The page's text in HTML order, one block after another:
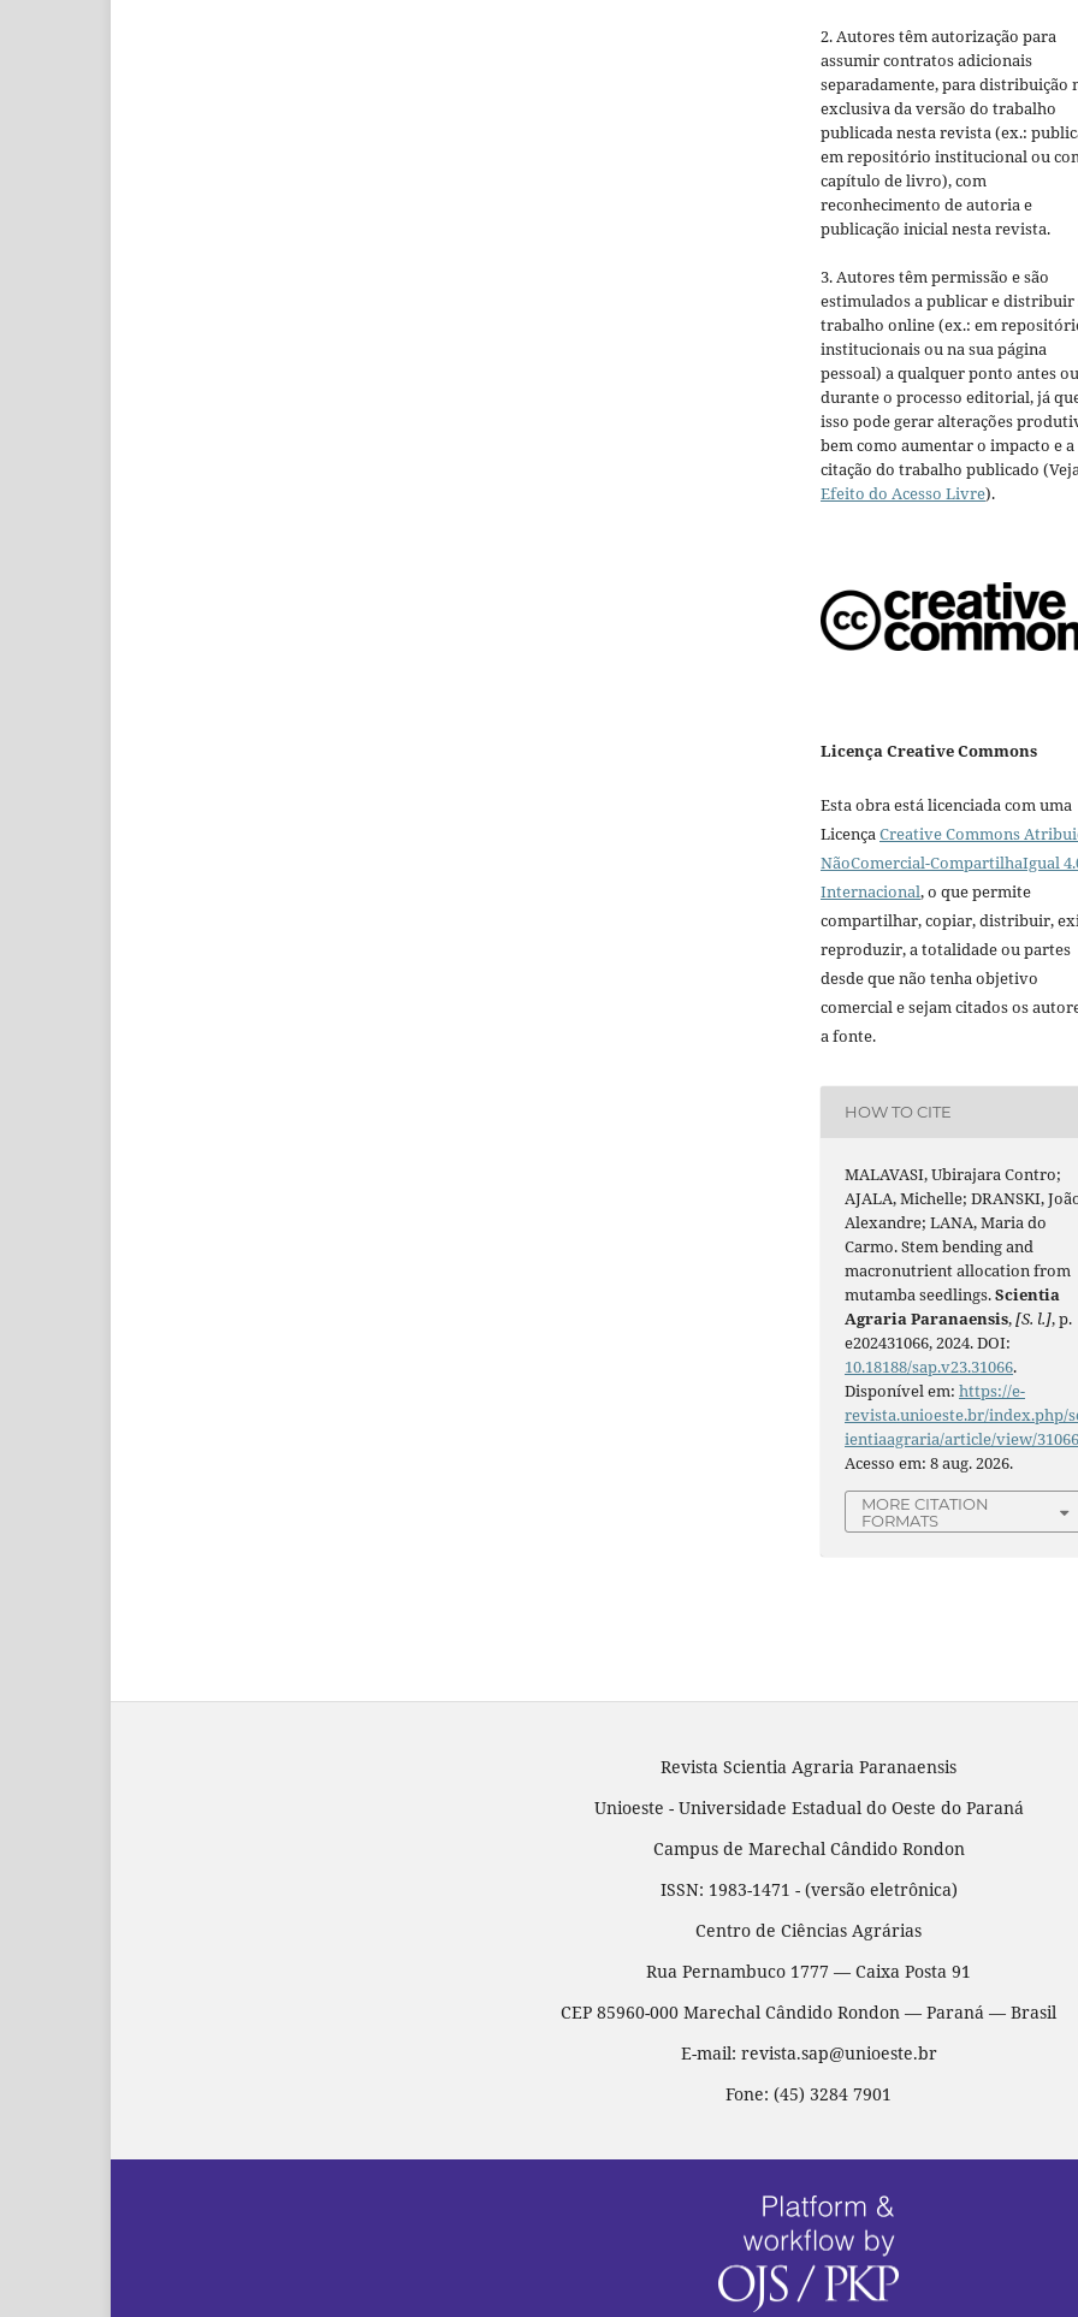
2. Autores têm autorização para
assumir contratos adicionais
separadamente, para distribuição
exclusiva da versão do trabalho
publicada nesta revista (ex.:
em repositório institucional ou
capítulo de livro), com
reconhecimento de autoria e
publicação inicial nesta revista.
3. Autores têm permissão e são
estimulados a publicar e distribuir
trabalho online (ex.: em
institucionais ou na sua página
pessoal) a qualquer ponto antes ou
durante o processo editorial, já
isso pode gerar alterações
bem como aumentar o impacto e a
citação do trabalho publicado
Efeito do Acesso Livre).
Licença Creative Commons
Esta obra está licenciada com uma
Licença Creative Commons
NãoComercial-CompartilhaIgual
Internacional, o que permite
compartilhar, copiar, distribuir,
reproduzir, a totalidade ou partes
desde que não tenha objetivo
comercial e sejam citados os
a fonte.
HOW TO CITE
MALAVASI, Ubirajara Contro;
AJALA, Michelle; DRANSKI,
Alexandre; LANA, Maria do
Carmo. Stem bending and
macronutrient allocation from
mutamba seedlings.Scientia
Agraria Paranaensis,[S. l.], p.
e202431066, 2024. DOI:
10.18188/sap.v23.31066.
Disponível em:https://e-
revista.unioeste.br/index.php/
ientiaagraria/article/view/31066
Acesso em: 8 aug. 2026.
MORE CITATION
FORMATS
Revista Scientia Agraria Paranaensis
Unioeste - Universidade Estadual do Oeste do Paraná
Campus de Marechal Cândido Rondon
ISSN: 1983-1471 - (versão eletrônica)
Centro de Ciências Agrárias
Rua Pernambuco 1777 — Caixa Posta 91
CEP 85960-000 Marechal Cândido Rondon — Paraná — Brasil
E-mail: revista.sap@unioeste.br
Fone: (45) 3284 7901